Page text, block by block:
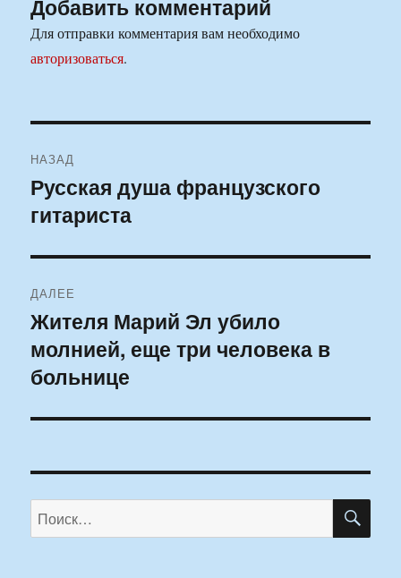
Добавить комментарий
Для отправки комментария вам необходимо
авторизоваться.
по
записям
НАЗАД
Предыдущая
запись:
Русская душа французского
гитариста
ДАЛЕЕ
Следующая
запись:
Жителя Марий Эл убило
молнией, еще три человека в
больнице
Искать: